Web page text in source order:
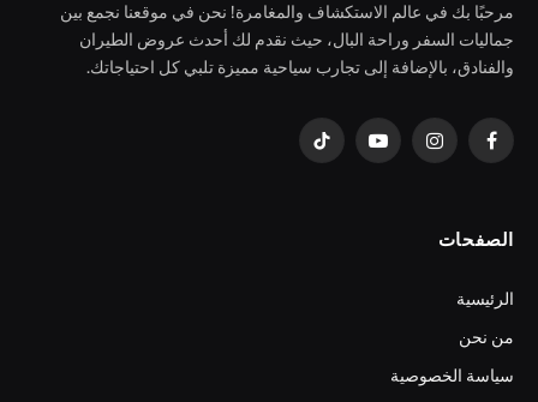
مرحبًا بك في عالم الاستكشاف والمغامرة! نحن في موقعنا نجمع بين
جماليات السفر وراحة البال، حيث نقدم لك أحدث عروض الطيران
والفنادق، بالإضافة إلى تجارب سياحية مميزة تلبي كل احتياجاتك.
فيسبوكالانستغراميوتيوب تيكتوك
الصفحات
الرئيسية
من نحن
سياسة الخصوصية